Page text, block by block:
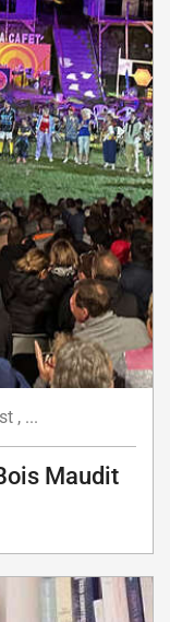
, ...
Maudit